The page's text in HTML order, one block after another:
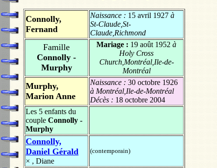
Connolly,
Fernand
Naissance : 15 avril 1927 à
St-Claude,St-
Claude,Richmond
Famille
Connolly -
Murphy
Mariage : 19 août 1952 à
Holy Cross
Church,Montréal,Ile-de-
Montréal
Murphy,
Marion Anne
Naissance : 30 octobre 1926
à Montréal,Ile-de-Montréal
Décès : 18 octobre 2004
Les 5 enfants du
couple Connolly -
Murphy
Connolly,
Daniel Gérald
× , Diane
(contemporain)